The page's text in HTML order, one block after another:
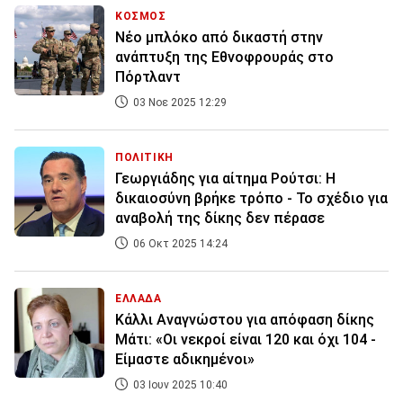
ΚΟΣΜΟΣ
Νέο μπλόκο από δικαστή στην
ανάπτυξη της Εθνοφρουράς στο
Πόρτλαντ
03 Νοε 2025 12:29
ΠΟΛΙΤΙΚΗ
Γεωργιάδης για αίτημα Ρούτσι: Η
δικαιοσύνη βρήκε τρόπο - Το σχέδιο για
αναβολή της δίκης δεν πέρασε
06 Οκτ 2025 14:24
ΕΛΛΑΔΑ
Κάλλι Αναγνώστου για απόφαση δίκης
Μάτι: «Οι νεκροί είναι 120 και όχι 104 -
Είμαστε αδικημένοι»
03 Ιουν 2025 10:40